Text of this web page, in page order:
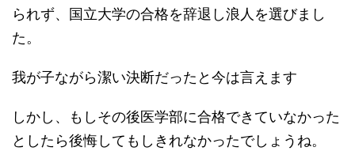
られず、国立大学の合格を辞退し浪人を選びまし
た。
我が子ながら潔い決断だったと今は言えます
しかし、もしその後医学部に合格できていなかった
としたら後悔してもしきれなかったでしょうね。